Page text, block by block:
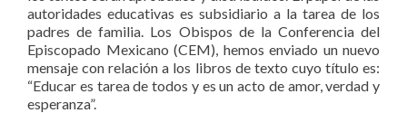
autoridades educativas es subsidiario a la tarea de los
padres de familia. Los Obispos de la Conferencia del
Episcopado Mexicano (CEM), hemos enviado un nuevo
mensaje con relación a los libros de texto cuyo título es:
“Educar es tarea de todos y es un acto de amor, verdad y
esperanza”.